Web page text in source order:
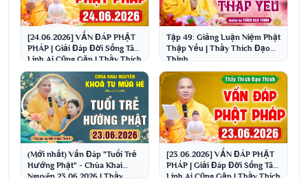
[24.06.2026] VẤN ĐÁP PHẬT
PHÁP | Giải Đáp Đời Sống Tâm
Linh Ai Cũng Gặp | Thầy Thích
Đạo Thịnh
Tập 49: Giảng Luận Niệm Phật
Thập Yếu | Thầy Thích Đạo
Thịnh
(Mới nhất) Vấn Đáp "Tuổi Trẻ
Hướng Phật" - Chùa Khai
Nguyên 23.06.2026 | Thầy
[23.06.2026] VẤN ĐÁP PHẬT
PHÁP | Giải Đáp Đời Sống Tâm
Linh Ai Cũng Gặp | Thầy Thích